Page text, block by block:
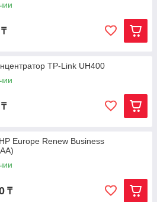
₸
TP-Link UH400
₸
Europe Renew Business
₸